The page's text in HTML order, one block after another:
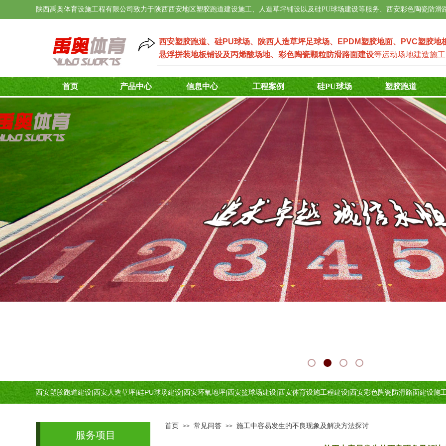
西安塑胶跑道、 硅PU球场、 陕西人造草坪足球场、 EPDM塑胶地面、
PVC塑胶地
悬浮拼装地板铺设及丙烯酸场地、 彩色陶瓷颗粒防滑路面建设等运动场地建造施工
陕西禹奥体育设施工程有限公司致力于陕西西安地区塑胶跑道建设施工、人造草坪铺设以及硅PU球场建设等服务、西安彩色陶瓷防滑
首页 产品中心 信息中心 工程案例 硅PU球场 塑胶跑道
西安塑胶跑道建设|西安人造草坪|硅PU球场建设|西安环氧地坪|西安篮球场建设|西安体育设施工程建设|西安彩色陶瓷防滑路面建设施
服务项目
首页 >> 常见问答 >> 施工中容易发生的不良现象及解决方法探讨